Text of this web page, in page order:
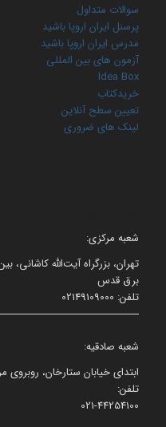
سوالات متداول
پرسنل ایران اروپا باشید
مدرس ایران اروپا باشید
آزمون های بین المللی
Idea Box
خریدکتاب
تعیین سطح آنلاین
لینک های ضروری
شعبه مرکزی:
تهران، بزرگراه آیت‌الله کاشانی،
برق قدس
تلفن: 02149109000
شعبه صادقیه:
ابتدای خیابان ستارخان،
تلفن:
021-44254100